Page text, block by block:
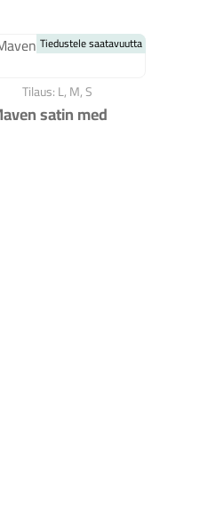
Tilaus: L, M, S
satin med
Maven satin med grey/poseidon
Tiedustele saatavuutta